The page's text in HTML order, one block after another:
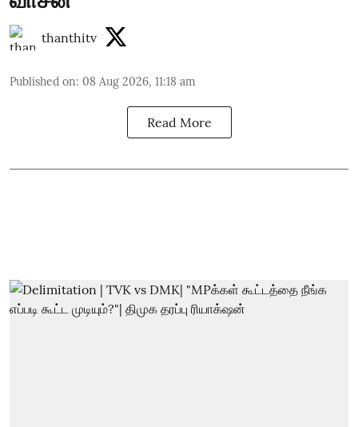
thanthitv
Published on: 08 Aug 2026, 11:18 am
Read More